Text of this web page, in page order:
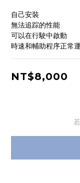
自己安裝
無法追踪的性能
可以在行駛中啟動
時速和輔助程序正常
NT$8,000